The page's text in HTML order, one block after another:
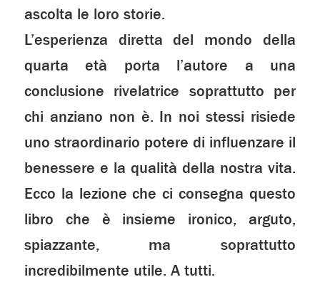
ascolta le loro storie.
L’esperienza diretta del mondo della
quarta età porta l’autore a una
conclusione rivelatrice soprattutto per
chi anziano non è. In noi stessi risiede
uno straordinario potere di influenzare il
benessere e la qualità della nostra vita.
Ecco la lezione che ci consegna questo
libro che è insieme ironico, arguto,
spiazzante, ma soprattutto
incredibilmente utile. A tutti.